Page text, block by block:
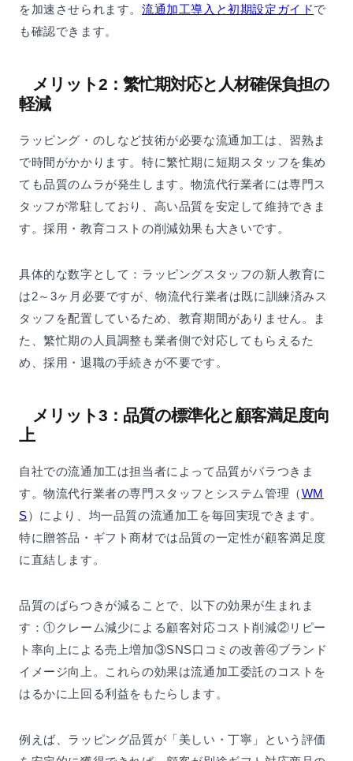
を加速させられます。 流通加工導入と初期設定ガイドで
も確認できます。
メリット2：繁忙期対応と人材確保負担の
軽減
ラッピング・のしなど技術が必要な流通加工は、習熟ま
で時間がかかります。特に繁忙期に短期スタッフを集め
ても品質のムラが発生します。物流代行業者には専門ス
タッフが常駐しており、高い品質を安定して維持できま
す。採用・教育コストの削減効果も大きいです。
具体的な数字として：ラッピングスタッフの新人教育に
は2～3ヶ月必要ですが、物流代行業者は既に訓練済みス
タッフを配置しているため、教育期間がありません。ま
た、繁忙期の人員調整も業者側で対応してもらえるた
め、採用・退職の手続きが不要です。
メリット3：品質の標準化と顧客満足度向
上
自社での流通加工は担当者によって品質がバラつきま
す。物流代行業者の専門スタッフとシステム管理（WM
S）により、均一品質の流通加工を毎回実現できます。
特に贈答品・ギフト商材では品質の一定性が顧客満足度
に直結します。
品質のばらつきが減ることで、以下の効果が生まれま
す：①クレーム減少による顧客対応コスト削減②リピー
ト率向上による売上増加③SNS口コミの改善④ブランド
イメージ向上。これらの効果は流通加工委託のコストを
はるかに上回る利益をもたらします。
例えば、ラッピング品質が「美しい・丁寧」という評価